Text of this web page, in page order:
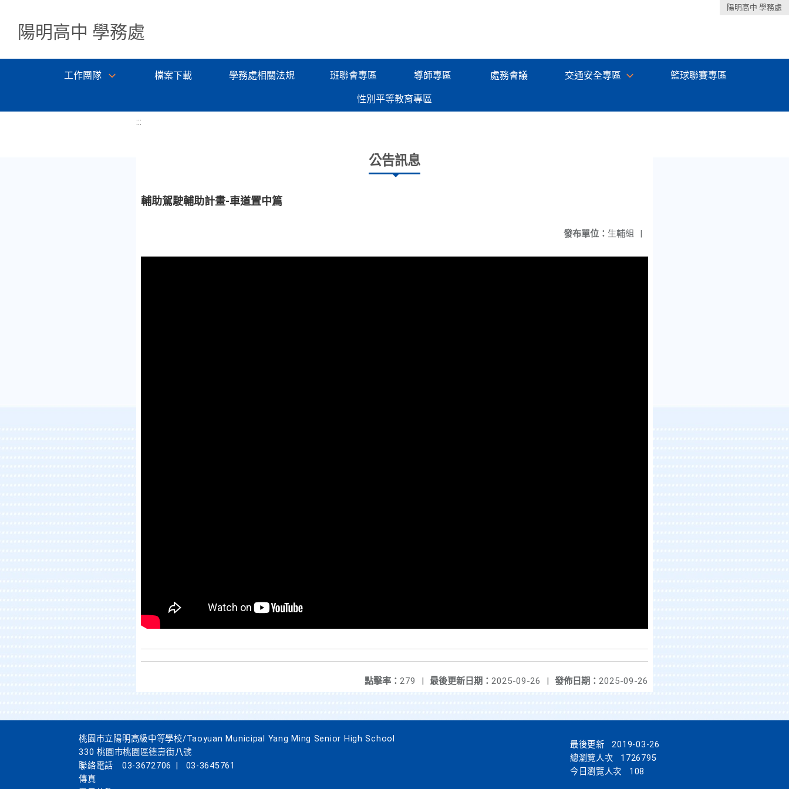
陽明高中 學務處
陽明高中 學務處
工作團隊 檔案下載 學務處相關法規 班聯會專區 導師專區 處務會議 交通安全專區 籃球聯賽專區
性別平等教育專區
:::
公告訊息
輔助駕駛輔助計畫-車道置中篇
發布單位： 生輔組 |
發佈日期： 2025-09-26
最後更新日期： 2025-09-26 |
點擊率： 279 |
桃園市立陽明高級中等學校/Taoyuan Municipal Yang Ming Senior High School
330 桃園市桃園區德壽街八號
聯絡電話
03-3672706
03-3645761
傳真
最後更新
2019-03-26
總瀏覽人次
1726795
今日瀏覽人次
108